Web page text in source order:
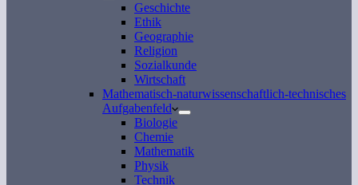
Geschichte
Ethik
Geographie
Religion
Sozialkunde
Wirtschaft
Mathematisch-naturwissenschaftlich-technisches
Aufgabenfeld
Biologie
Chemie
Mathematik
Physik
Technik